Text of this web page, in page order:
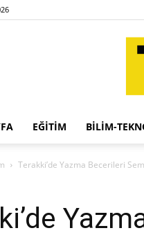
EĞITIM BILIM-
Terakki’de Yazma Becerileri